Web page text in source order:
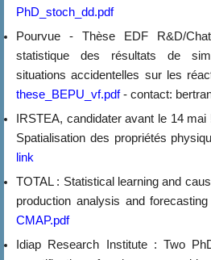
PhD_stoch_dd.pdf
Pourvue - Thèse EDF R&D/
statistique des résultats de
situations accidentelles sur les
these_BEPU_vf.pdf- contact:
IRSTEA, candidater avant le 14
Spatialisation des propriétés
link
TOTAL : Statistical learning and
production analysis and
CMAP.pdf
Idiap Research Institute : Two